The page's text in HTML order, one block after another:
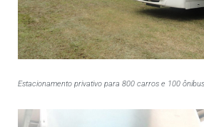
Estacionamento privativo para 800 carros e 100